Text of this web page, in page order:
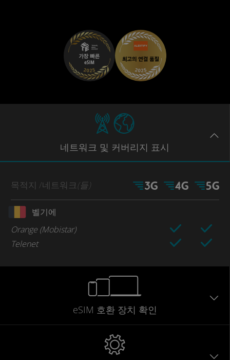
네트워크 및 커버리지 표시
목적지 /네트워크(들)
벨기에
Orange (Mobistar)
Telenet
eSIM 호환 장치 확인